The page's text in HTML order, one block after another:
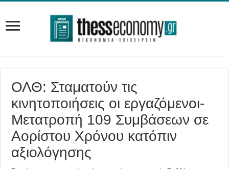
ΟΛΘ: Σταματούν τις
κινητοποιήσεις οι εργαζόμενοι-
Μετατροπή 109 Συμβάσεων σε
Αορίστου Χρόνου κατόπιν
αξιολόγησης